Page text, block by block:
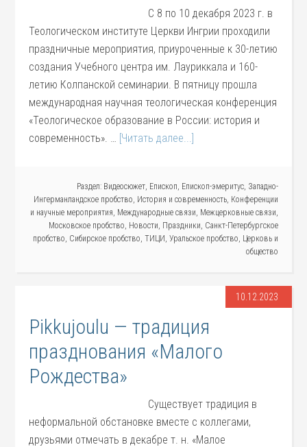
С 8 по 10 декабря 2023 г. в
Теологическом институте Церкви Ингрии проходили
праздничные мероприятия, приуроченные к 30-летию
создания Учебного центра им. Лауриккала и 160-
летию Колпанской семинарии. В пятницу прошла
международная научная теологическая конференция
«Теологическое образование в России: история и
современность». … [Читать далее...]
Раздел: Видеосюжет, Епископ, Епископ-эмеритус, Западно-
Ингерманландское пробство, История и современность, Конференции
и научные мероприятия, Международные связи, Межцерковные связи,
Московское пробство, Новости, Праздники, Санкт-Петербургское
пробство, Сибирское пробство, ТИЦИ , Уральское пробство, Церковь и
общество
10.12.2023
Pikkujoulu — традиция
празднования «Малого
Рождества»
Существует традиция в
неформальной обстановке вместе с коллегами,
друзьями отмечать в декабре т. н. «Малое